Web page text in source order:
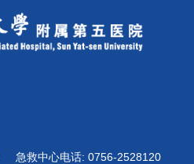
急救中心电话: 0756-2528120